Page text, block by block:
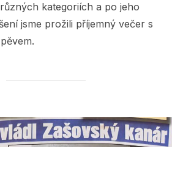
kategoriích a po jeho
jsme prožili příjemný večer s